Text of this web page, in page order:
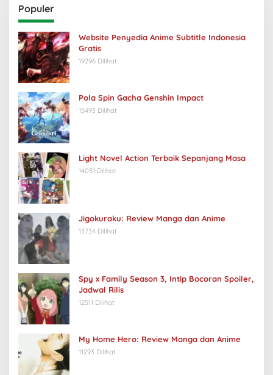
Populer
Website Penyedia Anime Subtitle Indonesia
Gratis
19296 Dilihat
Pola Spin Gacha Genshin Impact
15493 Dilihat
Light Novel Action Terbaik Sepanjang Masa
14051 Dilihat
Jigokuraku: Review Manga dan Anime
13734 Dilihat
Spy x Family Season 3, Intip Bocoran Spoiler,
Jadwal Rilis
12511 Dilihat
My Home Hero: Review Manga dan Anime
11293 Dilihat